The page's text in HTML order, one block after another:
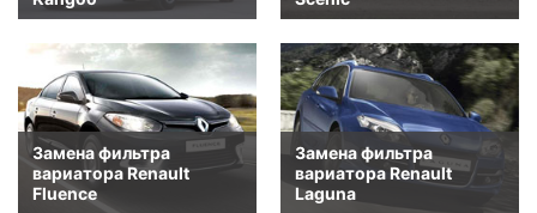
Замена фильтра
вариатора Renault
Fluence
Замена фильтра
вариатора Renault
Laguna